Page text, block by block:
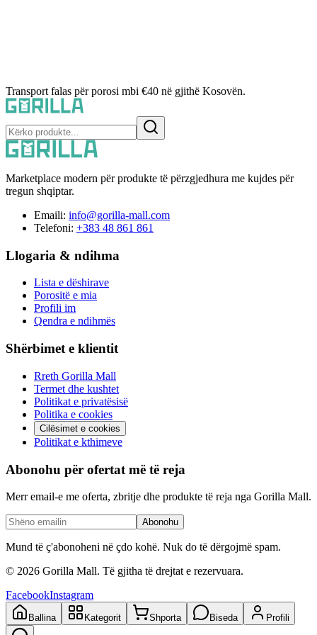
Transport falas për porosi mbi €40 në gjithë Kosovën.
Marketplace modern për produkte të përzgjedhura me kujdes për
tregun shqiptar.
Emaili: info@gorilla-mall.com
Telefoni: +383 48 861 861
Llogaria & ndihma
Lista e dëshirave
Porositë e mia
Profili im
Qendra e ndihmës
Shërbimet e klientit
Rreth Gorilla Mall
Termet dhe kushtet
Politikat e privatësisë
Politika e cookies
Cilësimet e cookies
Politikat e kthimeve
Abonohu për ofertat më të reja
Merr email-e me oferta, zbritje dhe produkte të reja nga Gorilla Mall.
Abonohu
Mund të ç'abonoheni në çdo kohë. Nuk do të dërgojmë spam.
© 2026 Gorilla Mall. Të gjitha të drejtat e rezervuara.
FacebookInstagram
Ballina Kategorit Shporta Biseda Profili